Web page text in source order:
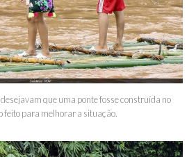
que uma ponte fosse construída no
feito para melhorar a situação.